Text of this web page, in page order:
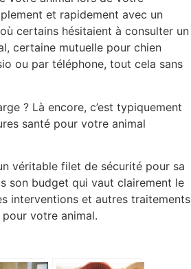
et rapidement avec un
certains hésitaient à consulter un
certaine mutuelle pour chien
ou par téléphone, tout cela sans
? Là encore, c’est typiquement
santé pour votre animal
véritable filet de sécurité pour sa
son budget qui vaut clairement le
interventions et autres traitements
votre animal.